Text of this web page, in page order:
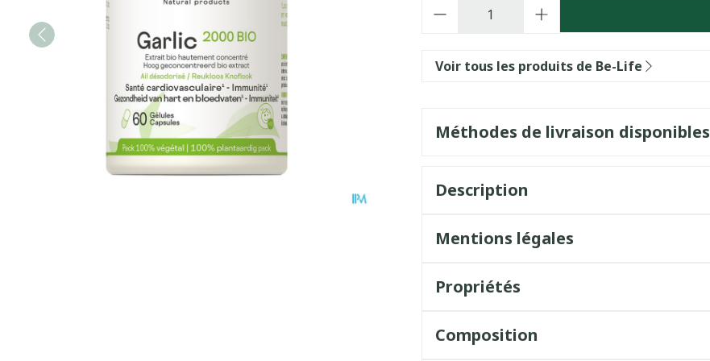
Voir tous les produits de Be-Life
Méthodes de livraison disponibles
Description
Mentions légales
Propriétés
Composition